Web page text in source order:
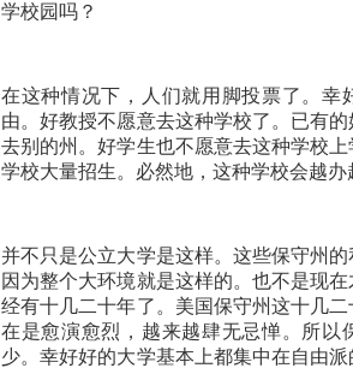
学校园吗？
在这种情况下，人们就用脚投票了。幸
由。好教授不愿意去这种学校了。已有
去别的州。好学生也不愿意去这种学校
学校大量招生。必然地，这种学校会越办
并不只是公立大学是这样。这些保守州
因为整个大环境就是这样的。也不是现
经有十几二十年了。美国保守州这十几
在是愈演愈烈，越来越肆无忌惮。所以
少。幸好好的大学基本上都集中在自由